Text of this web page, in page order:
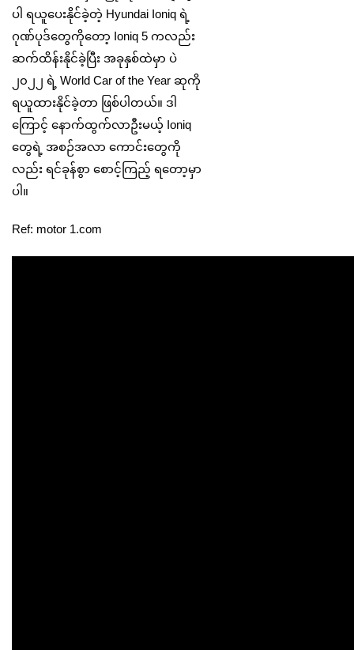
ပါ ရယူပေးနိုင်ခဲ့တဲ့ Hyundai Ioniq ရဲ့
ဂုဏ်ပုဒ်တွေကိုတော့ Ioniq 5 ကလည်း
ဆက်ထိန်းနိုင်ခဲ့ပြီး အခုနှစ်ထဲမှာ ပဲ
၂၀၂၂ ရဲ့ World Car of the Year ဆုကို
ရယူထားနိုင်ခဲ့တာ ဖြစ်ပါတယ်။ ဒါ
ကြောင့် နောက်ထွက်လာဦးမယ့် Ioniq
တွေရဲ့ အစဉ်အလာ ကောင်းတွေကို
လည်း ရင်ခုန်စွာ စောင့်ကြည့် ရတော့မှာ
ပါ။
Ref: motor 1.com